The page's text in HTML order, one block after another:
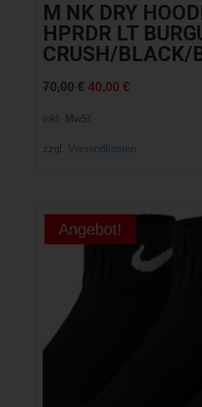
M NK DRY
HPRDR LT
CRUSH/BLACK/
70,00 € Ursprünglicher
40,00 €Aktueller
inkl. MwSt.
zzgl. Versandkosten
Angebot!